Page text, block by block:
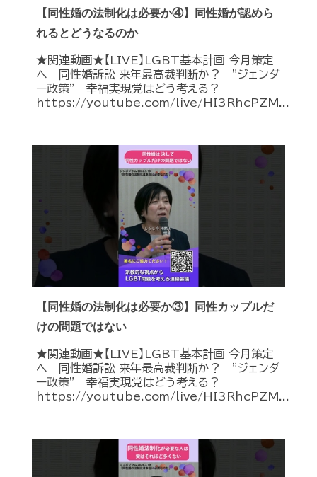
【同性婚の法制化は必要か④】同性婚が認めら
れるとどうなるのか
★関連動画★【LIVE】LGBT基本計画 今月策定
へ 同性婚訴訟 来年最高裁判断か？ ”ジェンダ
ー政策” 幸福実現党はどう考える？
https://youtube.com/live/HI3RhcPZM...
【同性婚の法制化は必要か③】同性カップルだ
けの問題ではない
★関連動画★【LIVE】LGBT基本計画 今月策定
へ 同性婚訴訟 来年最高裁判断か？ ”ジェンダ
ー政策” 幸福実現党はどう考える？
https://youtube.com/live/HI3RhcPZM...